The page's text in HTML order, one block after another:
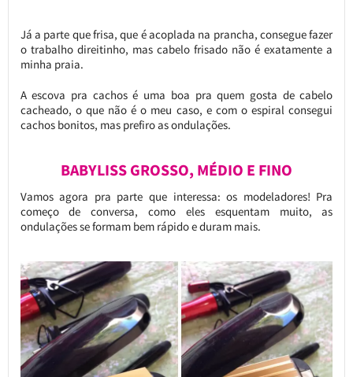
Já a parte que frisa, que é acoplada na prancha, consegue fazer
o trabalho direitinho, mas cabelo frisado não é exatamente a
minha praia.
A escova pra cachos é uma boa pra quem gosta de cabelo
cacheado, o que não é o meu caso, e com o espiral consegui
cachos bonitos, mas prefiro as ondulações.
BABYLISS GROSSO, MÉDIO E FINO
Vamos agora pra parte que interessa: os modeladores! Pra
começo de conversa, como eles esquentam muito, as
ondulações se formam bem rápido e duram mais.